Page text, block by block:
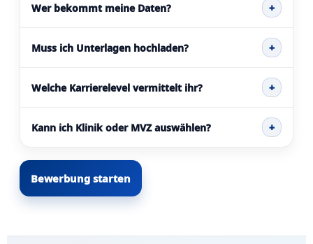
Wer bekommt meine Daten? +
Muss ich Unterlagen hochladen? +
Welche Karrierelevel vermittelt ihr? +
Kann ich Klinik oder MVZ auswählen? +
Bewerbung starten